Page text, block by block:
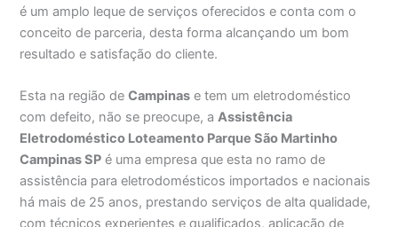
é um amplo leque de serviços oferecidos e conta com o
conceito de parceria, desta forma alcançando um bom
resultado e satisfação do cliente.
Esta na região deCampinas e tem um eletrodoméstico
com defeito, não se preocupe, aAssistência
Eletrodoméstico Loteamento Parque São Martinho
Campinas SP é uma empresa que esta no ramo de
assistência para eletrodomésticos importados e nacionais
há mais de 25 anos, prestando serviços de alta qualidade,